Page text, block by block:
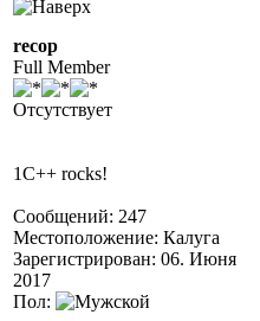
recop
Full Member
Отсутствует
1C++ rocks!
Сообщений: 247
Местоположение: Калуга
Зарегистрирован: 06. Июня
2017
Пол: